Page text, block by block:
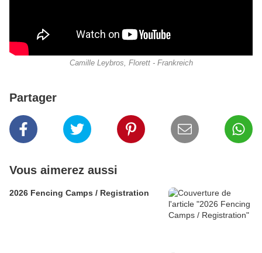
Camille Leybros, Florett - Frankreich
Partager
Vous aimerez aussi
2026 Fencing Camps / Registration